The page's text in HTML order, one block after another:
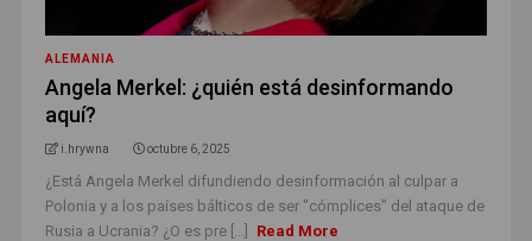
ALEMANIA
Angela Merkel: ¿quién está desinformando
aquí?
i.hrywna octubre 6, 2025
¿Está Angela Merkel difundiendo desinformación al culpar a
Polonia y a los países bálticos de ser "cómplices" del ataque de
Rusia a Ucrania? ¿O es pre [...]
Read More